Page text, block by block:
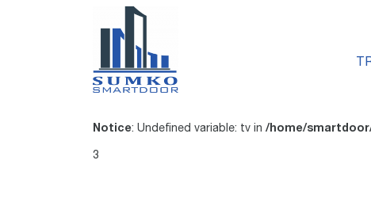
Notice: Undefined variable: tv in /home/
3